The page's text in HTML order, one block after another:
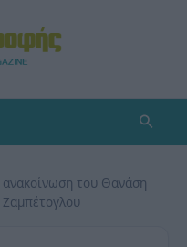
ανακοίνωση του Θανάση